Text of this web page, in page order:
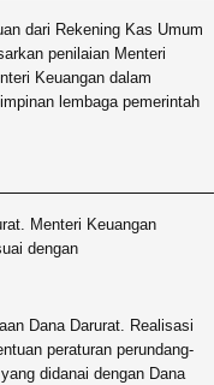
dari Rekening Kas Umum
penilaian Menteri
Keuangan dalam
lembaga pemerintah
Menteri Keuangan
dengan
Dana Darurat. Realisasi
peraturan perundang-
didanai dengan Dana